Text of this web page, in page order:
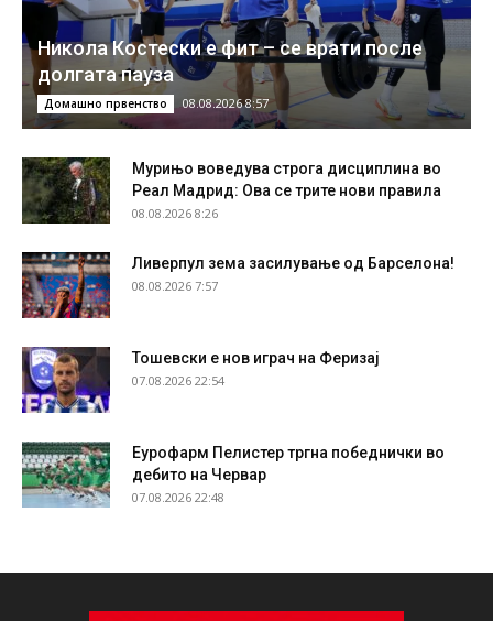
Никола Костески е фит – се врати после
долгата пауза
Домашно првенство 08.08.2026 8:57
Мурињо воведува строга дисциплина во
Реал Мадрид: Ова се трите нови правила
08.08.2026 8:26
Ливерпул зема засилување од Барселона!
08.08.2026 7:57
Тошевски е нов играч на Феризај
07.08.2026 22:54
Еурофарм Пелистер тргна победнички во
дебито на Червар
07.08.2026 22:48